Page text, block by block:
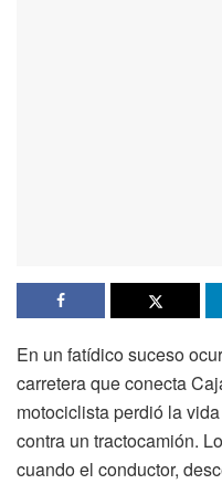
En un fatídico suceso
carretera que conecta
motociclista perdió la
contra un tractocamión.
cuando el conductor,